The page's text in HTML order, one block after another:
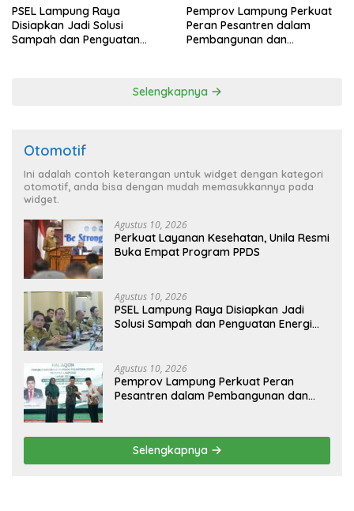
PSEL Lampung Raya
Disiapkan Jadi Solusi
Sampah dan Penguatan
Pemprov Lampung Perkuat
Peran Pesantren dalam
Pembangunan dan
Selengkapnya
Otomotif
Ini adalah contoh keterangan untuk widget dengan kategori
otomotif, anda bisa dengan mudah memasukkannya pada
widget.
Agustus 10, 2026
Perkuat Layanan Kesehatan, Unila Resmi
Buka Empat Program PPDS
Agustus 10, 2026
PSEL Lampung Raya Disiapkan Jadi
Solusi Sampah dan Penguatan Energi
Agustus 10, 2026
Pemprov Lampung Perkuat Peran
Pesantren dalam Pembangunan dan
Selengkapnya